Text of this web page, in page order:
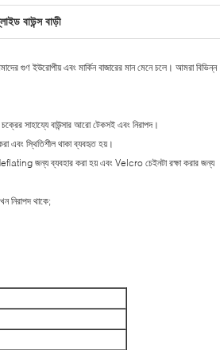
বাউন্স বাড়ী
গুণ ইউরোপীয় এবং মার্কিন বাজারের মান মেনে চলে। আমরা বিভিন্ন
সাহায্যে বাউন্সার আরো টেকসই এবং নিরাপদ।
এবং স্থিতিশীল থাকা ব্যবহৃত হয়।
জন্য ব্যবহার করা হয় এবং Velcro চেইনটা রক্ষা করার জন্য
নিরাপদ থাকে;